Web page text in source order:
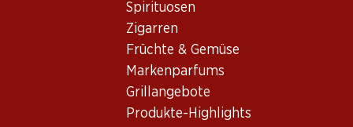
Spirituosen
Zigarren
Früchte & Gemüse
Markenparfums
Grillangebote
Produkte-Highlights